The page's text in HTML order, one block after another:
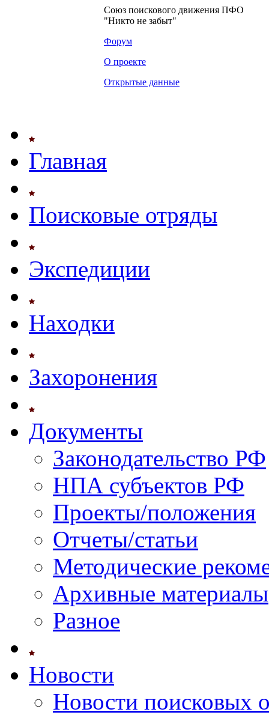
Союз поискового движения ПФО
"Никто не забыт"
Форум
О проекте
Открытые данные
Главная
Поисковые отряды
Экспедиции
Находки
Захоронения
Документы
Законодательство РФ
НПА субъектов РФ
Проекты/положения
Отчеты/статьи
Методические
Архивные материалы
Разное
Новости
Новости поисковых